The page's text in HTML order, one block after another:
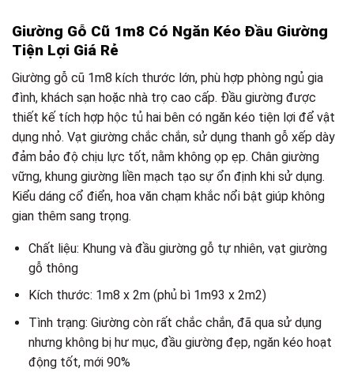
Giường Gỗ Cũ 1m8 Có Ngăn Kéo Đầu Giường
Tiện Lợi Giá Rẻ
Giường gỗ cũ 1m8 kích thước lớn, phù hợp phòng ngủ gia
đình, khách sạn hoặc nhà trọ cao cấp. Đầu giường được
thiết kế tích hợp hộc tủ hai bên có ngăn kéo tiện lợi để vật
dụng nhỏ. Vạt giường chắc chắn, sử dụng thanh gỗ xếp dày
đảm bảo độ chịu lực tốt, nằm không ọp ẹp. Chân giường
vững, khung giường liền mạch tạo sự ổn định khi sử dụng.
Kiểu dáng cổ điển, hoa văn chạm khắc nổi bật giúp không
gian thêm sang trọng.
Chất liệu: Khung và đầu giường gỗ tự nhiên, vạt giường
gỗ thông
Kích thước: 1m8 x 2m (phủ bì 1m93 x 2m2)
Tình trạng: Giường còn rất chắc chắn, đã qua sử dụng
nhưng không bị hư mục, đầu giường đẹp, ngăn kéo hoạt
động tốt, mới 90%